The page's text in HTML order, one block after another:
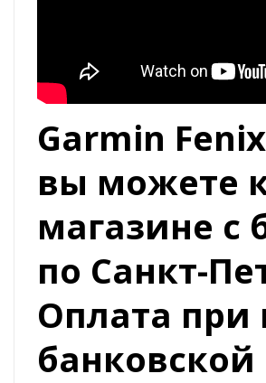
Garmin
вы можете
магазине с
по Санкт-
Оплата
банковской